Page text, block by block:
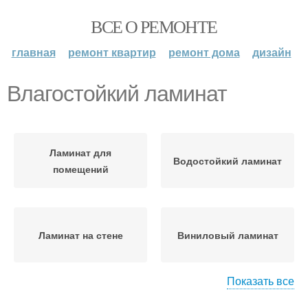
ВСЕ О РЕМОНТЕ
главная ремонт квартир ремонт дома дизайн
Влагостойкий ламинат
Ламинат для
помещений
Водостойкий ламинат
Ламинат на стене Виниловый ламинат
Показать все